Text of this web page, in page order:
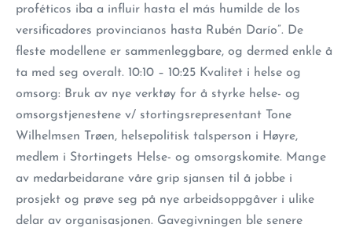
proféticos iba a influir hasta el más humilde de los
versificadores provincianos hasta Rubén Darío”. De
fleste modellene er sammenleggbare, og dermed enkle å
ta med seg overalt. 10:10 – 10:25 Kvalitet i helse og
omsorg: Bruk av nye verktøy for å styrke helse- og
omsorgstjenestene v/ stortingsrepresentant Tone
Wilhelmsen Trøen, helsepolitisk talsperson i Høyre,
medlem i Stortingets Helse- og omsorgskomite. Mange
av medarbeidarane våre grip sjansen til å jobbe i
prosjekt og prøve seg på nye arbeidsoppgåver i ulike
delar av organisasjonen. Gavegivningen ble senere